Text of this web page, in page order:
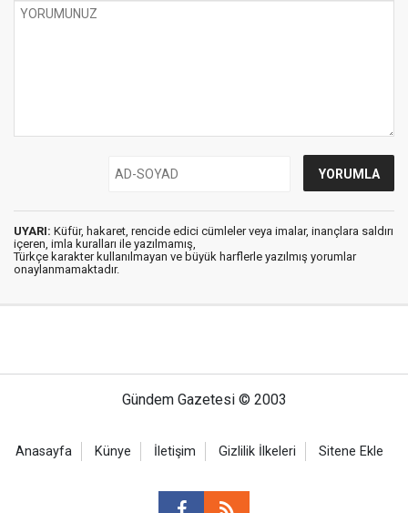
UYARI: Küfür, hakaret, rencide edici cümleler veya imalar, inançlara saldırı
içeren, imla kuralları ile yazılmamış,
Türkçe karakter kullanılmayan ve büyük harflerle yazılmış yorumlar
onaylanmamaktadır.
Gündem Gazetesi © 2003
Anasayfa Künye İletişim Gizlilik İlkeleri Sitene Ekle